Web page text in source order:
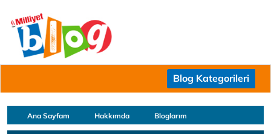
Blog Kategorileri
Ana Sayfam Hakkımda Bloglarım